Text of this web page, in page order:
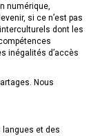
numérique,
si ce n’est pas
dont les
inégalités d’accès
Nous
langues et des